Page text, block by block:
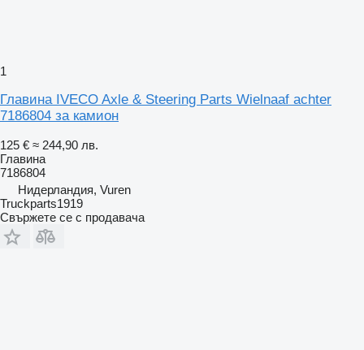
1
Главина IVECO Axle & Steering Parts Wielnaaf achter
7186804 за камион
125 € ≈ 244,90 лв.
Главина
7186804
Нидерландия, Vuren
Truckparts1919
Свържете се с продавача